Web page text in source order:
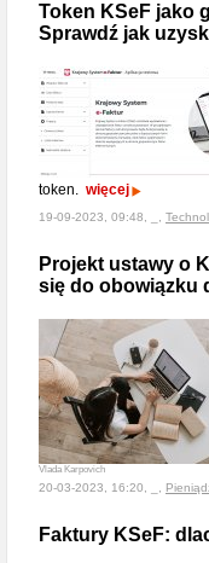
Token KSeF jako
Sprawdź jak
token. więcej
19-09-2023, 09:48, _,
Projekt ustawy o
się do obowiązku
Vlada Karpovich
20-03-2023, 16:20, _,
Faktury KSeF: